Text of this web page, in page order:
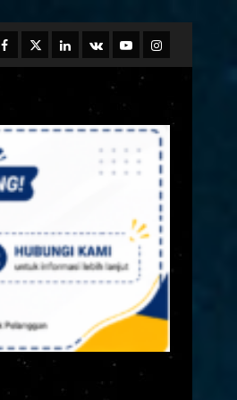
Facebook
TwitterLinkedin
VK YoutubeInstagram